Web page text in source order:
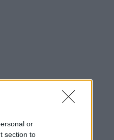
or
section to